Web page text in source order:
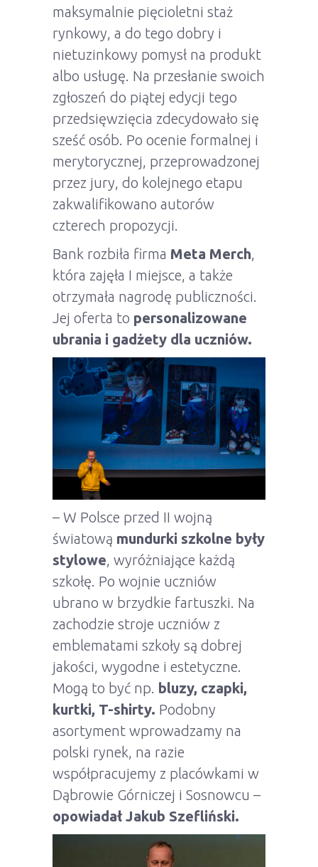
maksymalnie pięcioletni staż
rynkowy, a do tego dobry i
nietuzinkowy pomysł na produkt
albo usługę. Na przesłanie swoich
zgłoszeń do piątej edycji tego
przedsięwzięcia zdecydowało się
sześć osób. Po ocenie formalnej i
merytorycznej, przeprowadzonej
przez jury, do kolejnego etapu
zakwalifikowano autorów
czterech propozycji.
Bank rozbiła firma Meta Merch,
która zajęła I miejsce, a także
otrzymała nagrodę publiczności.
Jej oferta to personalizowane
ubrania i gadżety dla uczniów.
– W Polsce przed II wojną
światową mundurki szkolne były
stylowe, wyróżniające każdą
szkołę. Po wojnie uczniów
ubrano w brzydkie fartuszki. Na
zachodzie stroje uczniów z
emblematami szkoły są dobrej
jakości, wygodne i estetyczne.
Mogą to być np. bluzy, czapki,
kurtki, T-shirty. Podobny
asortyment wprowadzamy na
polski rynek, na razie
współpracujemy z placówkami w
Dąbrowie Górniczej i Sosnowcu –
opowiadał Jakub Szefliński.